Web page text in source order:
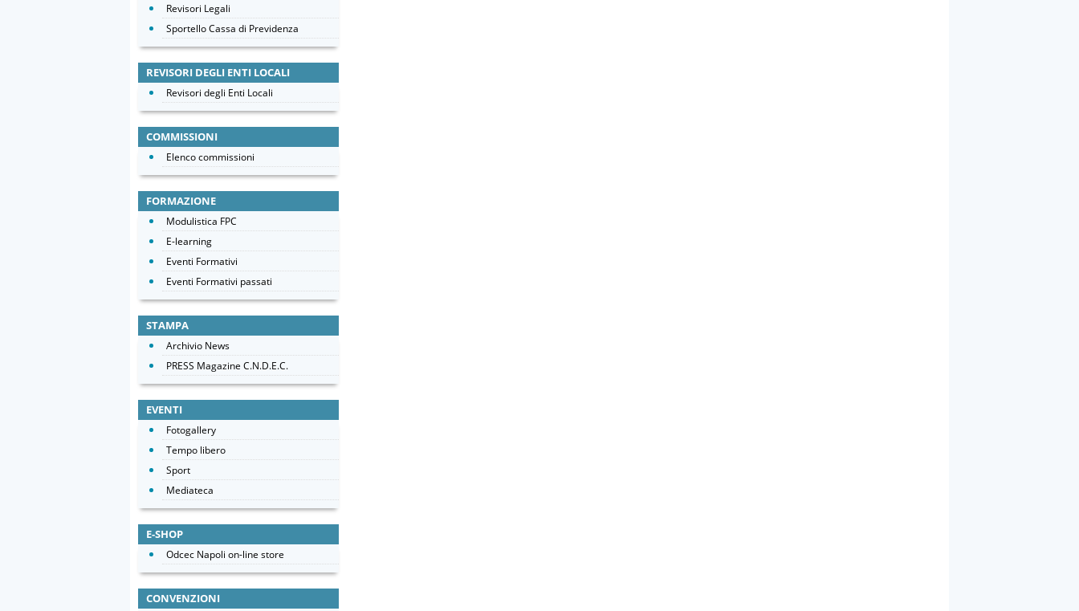
Revisori Legali
Sportello Cassa di Previdenza
REVISORI DEGLI ENTI LOCALI
Revisori degli Enti Locali
COMMISSIONI
Elenco commissioni
FORMAZIONE
Modulistica FPC
E-learning
Eventi Formativi
Eventi Formativi passati
STAMPA
Archivio News
PRESS Magazine C.N.D.E.C.
EVENTI
Fotogallery
Tempo libero
Sport
Mediateca
E-SHOP
Odcec Napoli on-line store
CONVENZIONI